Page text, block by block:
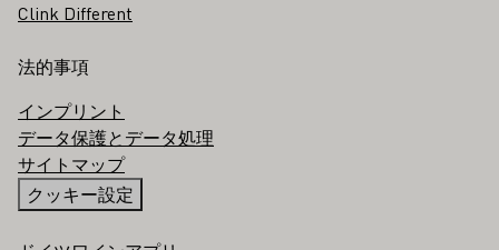
Clink Different
法的事項
インプリント
データ保護とデータ処理
サイトマップ
クッキー設定